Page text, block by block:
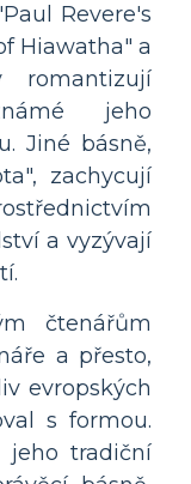
Revere's
Hiawatha" a
romantizují
jeho
Jiné básně,
zachycují
a vyzývají
čtenářům
a přesto,
evropských
s formou.
tradiční